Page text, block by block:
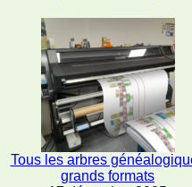
Tous les arbres
grands formats